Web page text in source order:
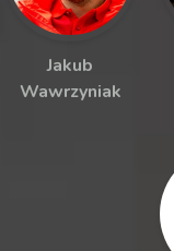
Jakub
Wawrzyniak